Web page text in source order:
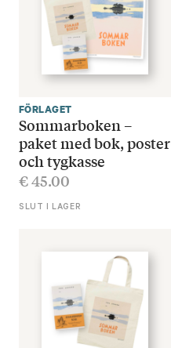
FÖRLAGET
Sommarboken –
paket med bok, poster
och tygkasse
€45.00
SLUT I LAGER